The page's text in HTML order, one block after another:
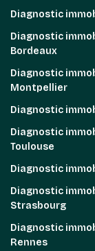
Diagnostic
Diagnostic
Bordeaux
Diagnostic
Montpellier
Diagnostic
Diagnostic
Toulouse
Diagnostic
Diagnostic
Strasbourg
Diagnostic
Rennes